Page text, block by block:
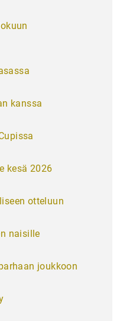
kanssa
kesä 2026
otteluun
naisille
joukkoon